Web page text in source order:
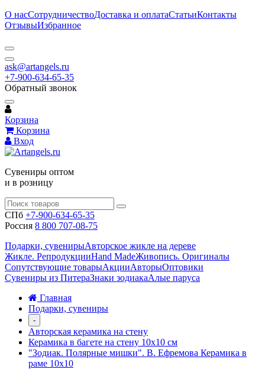
О насСотрудничествоДоставка и оплатаСтатьиКонтакты
ОтзывыИзбранное
ask@artangels.ru
+7-900-634-65-35
Обратный звонок
Корзина
Корзина
Вход
Сувениры оптом
и в розницу
СПб +7-900-634-65-35
Россия 8 800 707-08-75
Подарки, сувенирыАвторское жикле на дереве
Жикле. РепродукцииHand MadeЖивопись. Оригиналы
Сопутствующие товарыАкцииАвторыОптовики
Сувениры из ПитераЗнаки зодиакаАлые паруса
Главная
Подарки, сувениры
-
Авторская керамика на стену
Керамика в багете на стену 10х10 см
"Зодиак. Полярные мишки". В. Ефремова Керамика в
раме 10х10